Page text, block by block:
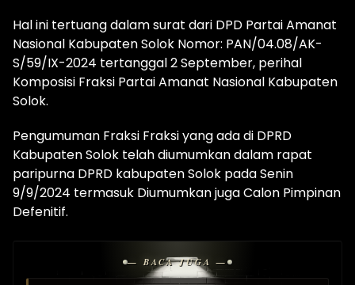
Hal ini tertuang dalam surat dari DPD Partai Amanat
Nasional Kabupaten Solok Nomor: PAN/04.08/AK-
S/59/IX-2024 tertanggal 2 September, perihal
Komposisi Fraksi Partai Amanat Nasional Kabupaten
Solok.
Pengumuman Fraksi Fraksi yang ada di DPRD
Kabupaten Solok telah diumumkan dalam rapat
paripurna DPRD kabupaten Solok pada Senin
9/9/2024 termasuk Diumumkan juga Calon Pimpinan
Defenitif.
— BACA JUGA —